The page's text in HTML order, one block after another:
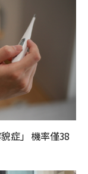
症」 機率僅38